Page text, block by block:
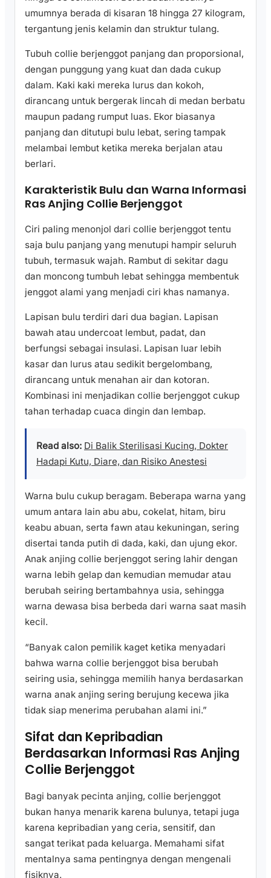
umumnya berada di kisaran 18 hingga 27 kilogram,
tergantung jenis kelamin dan struktur tulang.
Tubuh collie berjenggot panjang dan proporsional,
dengan punggung yang kuat dan dada cukup
dalam. Kaki kaki mereka lurus dan kokoh,
dirancang untuk bergerak lincah di medan berbatu
maupun padang rumput luas. Ekor biasanya
panjang dan ditutupi bulu lebat, sering tampak
melambai lembut ketika mereka berjalan atau
berlari.
Karakteristik Bulu dan Warna Informasi
Ras Anjing Collie Berjenggot
Ciri paling menonjol dari collie berjenggot tentu
saja bulu panjang yang menutupi hampir seluruh
tubuh, termasuk wajah. Rambut di sekitar dagu
dan moncong tumbuh lebat sehingga membentuk
jenggot alami yang menjadi ciri khas namanya.
Lapisan bulu terdiri dari dua bagian. Lapisan
bawah atau undercoat lembut, padat, dan
berfungsi sebagai insulasi. Lapisan luar lebih
kasar dan lurus atau sedikit bergelombang,
dirancang untuk menahan air dan kotoran.
Kombinasi ini menjadikan collie berjenggot cukup
tahan terhadap cuaca dingin dan lembap.
Read also: Di Balik Sterilisasi Kucing, Dokter
Hadapi Kutu, Diare, dan Risiko Anestesi
Warna bulu cukup beragam. Beberapa warna yang
umum antara lain abu abu, cokelat, hitam, biru
keabu abuan, serta fawn atau kekuningan, sering
disertai tanda putih di dada, kaki, dan ujung ekor.
Anak anjing collie berjenggot sering lahir dengan
warna lebih gelap dan kemudian memudar atau
berubah seiring bertambahnya usia, sehingga
warna dewasa bisa berbeda dari warna saat masih
kecil.
“Banyak calon pemilik kaget ketika menyadari
bahwa warna collie berjenggot bisa berubah
seiring usia, sehingga memilih hanya berdasarkan
warna anak anjing sering berujung kecewa jika
tidak siap menerima perubahan alami ini.”
Sifat dan Kepribadian
Berdasarkan Informasi Ras Anjing
Collie Berjenggot
Bagi banyak pecinta anjing, collie berjenggot
bukan hanya menarik karena bulunya, tetapi juga
karena kepribadian yang ceria, sensitif, dan
sangat terikat pada keluarga. Memahami sifat
mentalnya sama pentingnya dengan mengenali
fisiknya.